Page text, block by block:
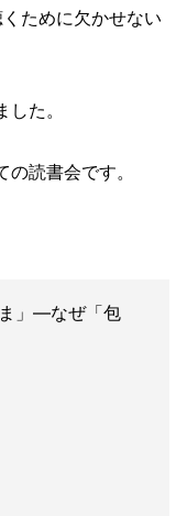
ために欠かせない
た。
読書会です。
」―なぜ「包